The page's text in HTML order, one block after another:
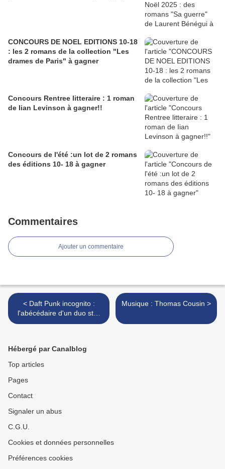
CONCOURS DE NOEL EDITIONS 10-18
: les 2 romans de la collection "Les
drames de Paris" à gagner
Concours Rentree litteraire : 1 roman
de Iian Levinson à gagner!!
Concours de l'été :un lot de 2 romans
des éditions 10- 18 à gagner
Commentaires
Ajouter un commentaire
< Daft Punk incognito :
l'abécédaire d'un duo star
qui désirait rester discret...
Musique : Thomas Cousin >
Hébergé par Canalblog
Top articles
Pages
Contact
Signaler un abus
C.G.U.
Cookies et données personnelles
Préférences cookies